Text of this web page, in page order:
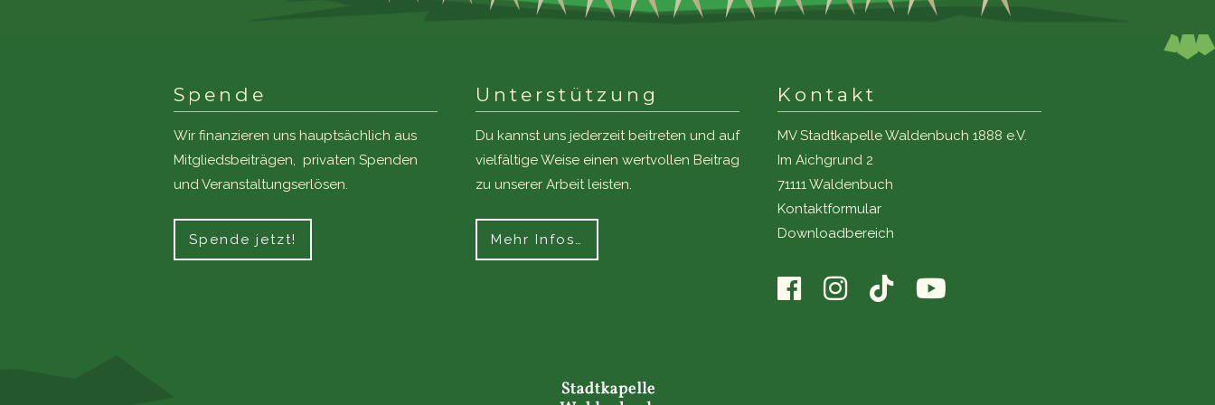
Spende
Wir finanzieren uns hauptsächlich aus
Mitgliedsbeiträgen, privaten Spenden
und Veranstaltungserlösen.
Spende jetzt!
Unterstützung
Du kannst uns jederzeit beitreten und auf
vielfältige Weise einen wertvollen Beitrag
zu unserer Arbeit leisten.
Mehr Infos…
Kontakt
MV Stadtkapelle Waldenbuch 1888 e.V.
Im Aichgrund 2
71111 Waldenbuch
Kontaktformular
Downloadbereich